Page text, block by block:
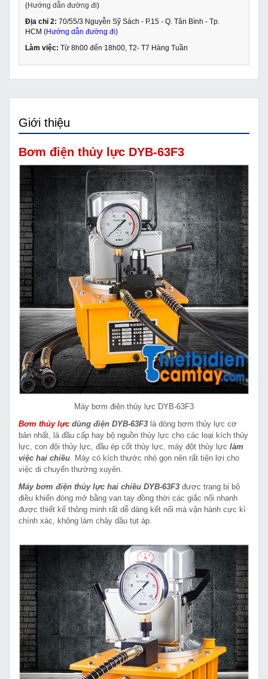
(Hướng dẫn đường đi)
Địa chỉ 2: 70/55/3 Nguyễn Sỹ Sách - P.15 - Q. Tân Bình - Tp.
HCM (Hướng dẫn đường đi)
Làm việc: Từ 8h00 đến 18h00, T2- T7 Hàng Tuần
Giới thiệu
Bơm điện thủy lực DYB-63F3
Máy bơm điện thủy lực DYB-63F3
Bơm thủy lực dùng điện DYB-63F3 là dòng bơm thủy lực cơ
bản nhất, là đầu cấp hay bộ nguồn thủy lực cho các loại kích thủy
lực, con đội thủy lực, đầu ép cốt thủy lực, máy đột thủy lực làm
việc hai chiều . Máy có kích thước nhỏ gọn nên rất tiện lợi cho
việc di chuyển thường xuyên.
Máy bơm điện thủy lực hai chiều DYB-63F3 được trang bị bộ
điều khiển đóng mở bằng van tay đồng thời các giắc nối nhanh
được thiết kế thông minh rất dễ dàng kết nối mà vận hành cực kì
chính xác, không làm chảy dầu tụt áp.